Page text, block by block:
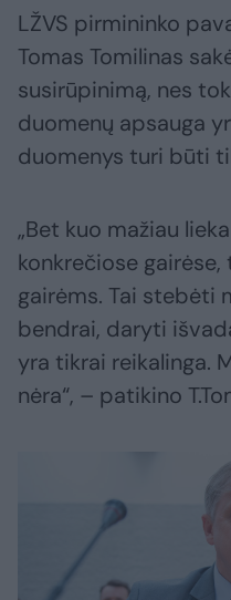
LŽVS pirmininko
Tomas Tomilinas
susirūpinimą, nes
duomenų apsauga
duomenys turi būti
„Bet kuo mažiau
konkrečiose
gairėms. Tai stebėti
bendrai, daryti
yra tikrai reikalinga.
nėra“, – patikino